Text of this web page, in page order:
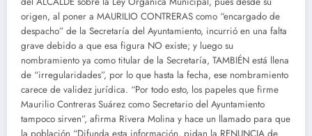
origen, al poner a MAURILIO CONTRERAS como “encargado de
despacho” de la Secretaría del Ayuntamiento, incurrió en una falta
grave debido a que esa figura NO existe; y luego su
nombramiento ya como titular de la Secretaría, TAMBIÉN está llena
de “irregularidades”, por lo que hasta la fecha, ese nombramiento
carece de validez jurídica. “Por todo esto, los papeles que firme
Maurilio Contreras Suárez como Secretario del Ayuntamiento
tampoco sirven”, afirma Rivera Molina y hace un llamado para que
la población “Difunda esta información, pidan la RENUNCIA de